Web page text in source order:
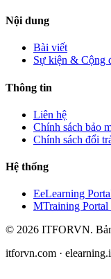
Nội dung
Bài viết
Sự kiện & Cộng
Thông tin
Liên hệ
Chính sách bảo
Chính sách đổi
Hệ thống
EeLearning
MTraining
© 2026 ITFORVN.
itforvn.com ·